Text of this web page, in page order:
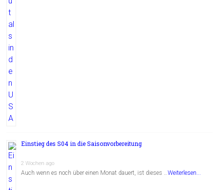
Einstieg des S04 in die Saisonvorbereitung
2 Wochen ago
Auch wenn es noch über einen Monat dauert, ist dieses …Weiterlesen...